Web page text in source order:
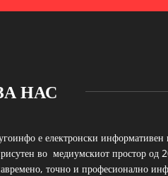
НАС
е електронски информативен
во медиумскиот простор од
точно и професионално